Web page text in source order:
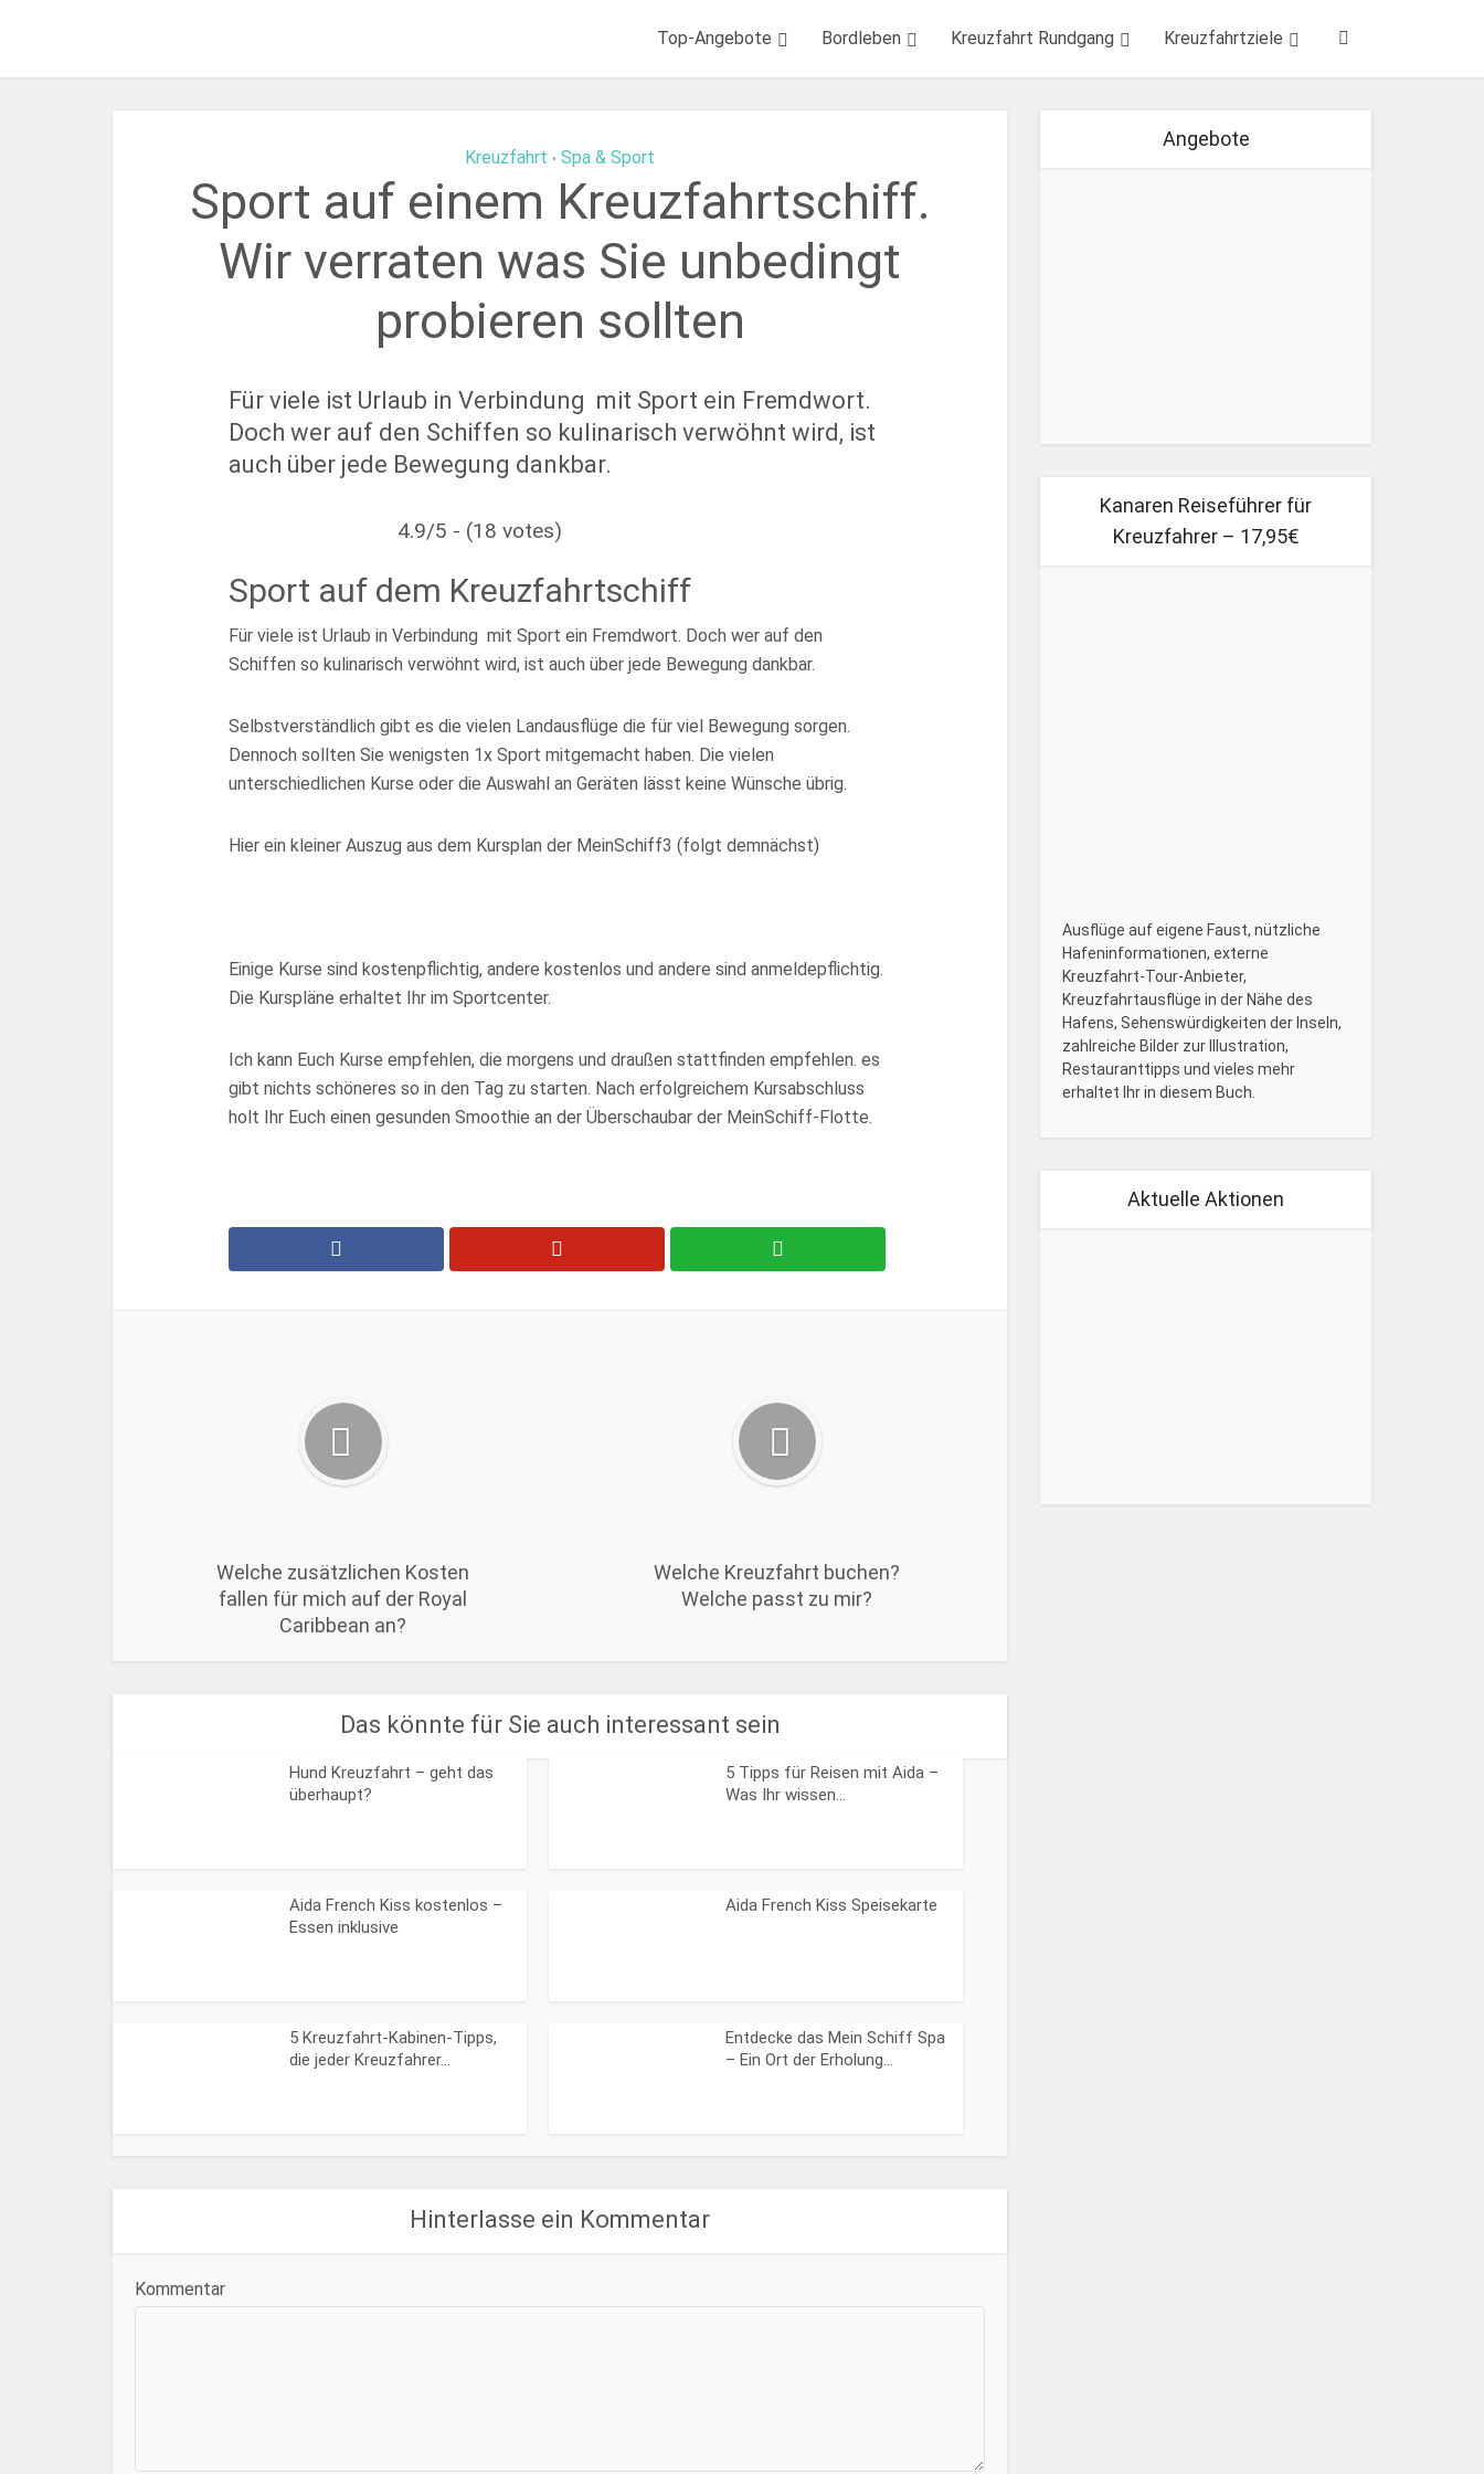
Top-Angebote Bordleben Kreuzfahrt Rundgang Kreuzfahrtziele
Kreuzfahrt • Spa & Sport
Sport auf einem Kreuzfahrtschiff.
Wir verraten was Sie unbedingt
probieren sollten
Für viele ist Urlaub in Verbindung mit Sport ein Fremdwort.
Doch wer auf den Schiffen so kulinarisch verwöhnt wird, ist
auch über jede Bewegung dankbar.
4.9/5 - (18 votes)
Sport auf dem Kreuzfahrtschiff
Für viele ist Urlaub in Verbindung mit Sport ein Fremdwort. Doch wer auf den
Schiffen so kulinarisch verwöhnt wird, ist auch über jede Bewegung dankbar.
Selbstverständlich gibt es die vielen Landausflüge die für viel Bewegung sorgen.
Dennoch sollten Sie wenigsten 1x Sport mitgemacht haben. Die vielen
unterschiedlichen Kurse oder die Auswahl an Geräten lässt keine Wünsche übrig.
Hier ein kleiner Auszug aus dem Kursplan der MeinSchiff3 (folgt demnächst)
Einige Kurse sind kostenpflichtig, andere kostenlos und andere sind anmeldepflichtig.
Die Kurspläne erhaltet Ihr im Sportcenter.
Ich kann Euch Kurse empfehlen, die morgens und draußen stattfinden empfehlen. es
gibt nichts schöneres so in den Tag zu starten. Nach erfolgreichem Kursabschluss
holt Ihr Euch einen gesunden Smoothie an der Überschaubar der MeinSchiff-Flotte.
Welche zusätzlichen Kosten
fallen für mich auf der Royal
Caribbean an?
Welche Kreuzfahrt buchen?
Welche passt zu mir?
Das könnte für Sie auch interessant sein
Hund Kreuzfahrt – geht das
überhaupt?
5 Tipps für Reisen mit Aida –
Was Ihr wissen...
Aida French Kiss kostenlos –
Essen inklusive
Aida French Kiss Speisekarte
5 Kreuzfahrt-Kabinen-Tipps,
die jeder Kreuzfahrer...
Entdecke das Mein Schiff Spa
– Ein Ort der Erholung...
Hinterlasse ein Kommentar
Kommentar
Angebote
Kanaren Reiseführer für
Kreuzfahrer – 17,95€
Ausflüge auf eigene Faust, nützliche
Hafeninformationen, externe
Kreuzfahrt-Tour-Anbieter,
Kreuzfahrtausflüge in der Nähe des
Hafens, Sehenswürdigkeiten der Inseln,
zahlreiche Bilder zur Illustration,
Restauranttipps und vieles mehr
erhaltet Ihr in diesem Buch.
Aktuelle Aktionen